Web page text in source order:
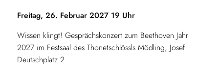
Freitag, 26. Februar 2027 19 Uhr
Wissen klingt! Gesprächskonzert zum Beethoven Jahr
2027 im Festsaal des Thonetschlössls Mödling, Josef
Deutschplatz 2